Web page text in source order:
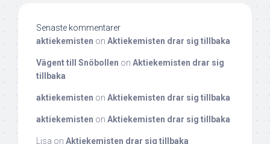
Senaste kommentarer
aktiekemisten on Aktiekemisten drar sig tillbaka
Vägent till Snöbollen on Aktiekemisten drar sig
tillbaka
aktiekemisten on Aktiekemisten drar sig tillbaka
aktiekemisten on Aktiekemisten drar sig tillbaka
Lisa on Aktiekemisten drar sig tillbaka